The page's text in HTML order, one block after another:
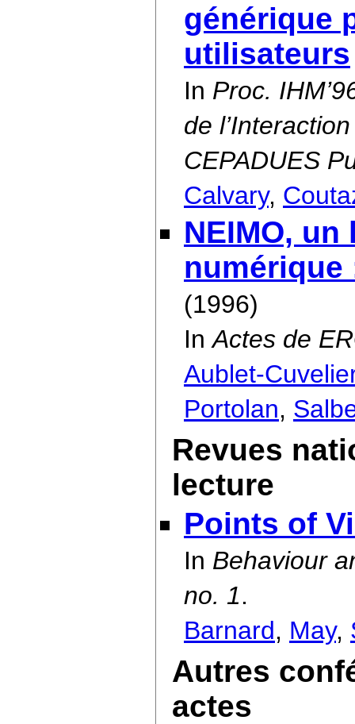
générique
utilisateurs
In Proc.
de
CEPADUES
Calvary,
NEIMO,
numérique
(1996)
InActes de
Aublet-
Portolan,
Revues
lecture
Points of
In Behaviour
no. 1.
Barnard, May,
Autres
actes